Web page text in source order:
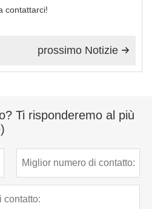
contattarci!

prossimo Notizie
Ti risponderemo al più